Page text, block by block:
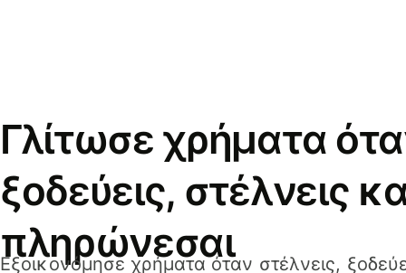
Γλίτωσε χρήματα
ξοδεύεις, στέλνεις
πληρώνεσαι
Εξοικονόμησε χρήματα όταν στέλνεις,